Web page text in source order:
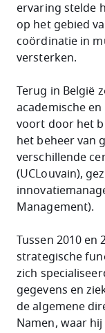
ervaring stelde
op het gebied
coördinatie in
versterken.
Terug in België
academische
voort door het
het beheer van
verschillende
(UCLouvain),
Management).
Tussen 2010 en
strategische
zich
gegevens en
de algemene
Namen, waar